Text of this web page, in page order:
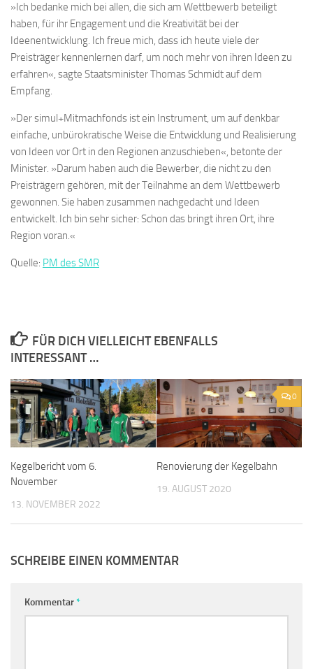
»Ich bedanke mich bei allen, die sich am Wettbewerb beteiligt
haben, für ihr Engagement und die Kreativität bei der
Ideenentwicklung. Ich freue mich, dass ich heute viele der
Preisträger kennenlernen darf, um noch mehr von ihren Ideen zu
erfahren«, sagte Staatsminister Thomas Schmidt auf dem
Empfang.
»Der simul+Mitmachfonds ist ein Instrument, um auf denkbar
einfache, unbürokratische Weise die Entwicklung und Realisierung
von Ideen vor Ort in den Regionen anzuschieben«, betonte der
Minister. »Darum haben auch die Bewerber, die nicht zu den
Preisträgern gehören, mit der Teilnahme an dem Wettbewerb
gewonnen. Sie haben zusammen nachgedacht und Ideen
entwickelt. Ich bin sehr sicher: Schon das bringt ihren Ort, ihre
Region voran.«
Quelle: PM des SMR
FÜR DICH VIELLEICHT EBENFALLS
INTERESSANT …
Kegelbericht vom 6.
November
13. NOVEMBER 2022
0
Renovierung der Kegelbahn
19. AUGUST 2020
SCHREIBE EINEN KOMMENTAR
Kommentar*